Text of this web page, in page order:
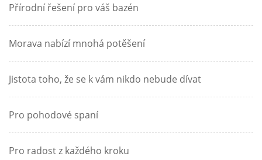
Přírodní řešení pro váš bazén
Morava nabízí mnohá potěšení
Jistota toho, že se k vám nikdo nebude dívat
Pro pohodové spaní
Pro radost z každého kroku